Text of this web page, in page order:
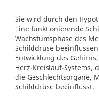
Sie wird durch den
Eine funktionierende
Wachstumsphase des
Schilddrüse
Entwicklung des
Herz-Kreislauf-Systems,
die Geschlechtsorgane,
Schilddrüse beeinflusst.